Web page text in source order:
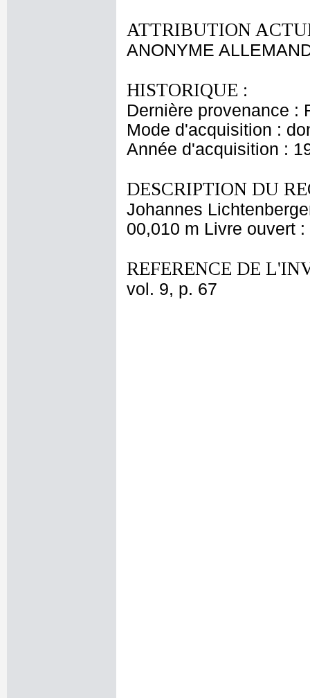
ATTRIBUTION
ANONYME
HISTORIQUE :
Dernière provenance :
Mode d'acquisition :
Année d'acquisition :
DESCRIPTION DU
Johannes
00,010 m Livre ouvert
REFERENCE DE
vol. 9, p. 67